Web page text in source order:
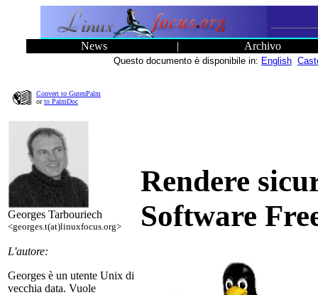
News | Archivo
Questo documento è disponibile in: English
Convert to GutenPalm
orto PalmDoc
Georges Tarbouriech
<georges.t(at)linuxfocus.org>
L'autore:
Georges è un utente Unix di
vecchia data. Vuole
Rendere
Software